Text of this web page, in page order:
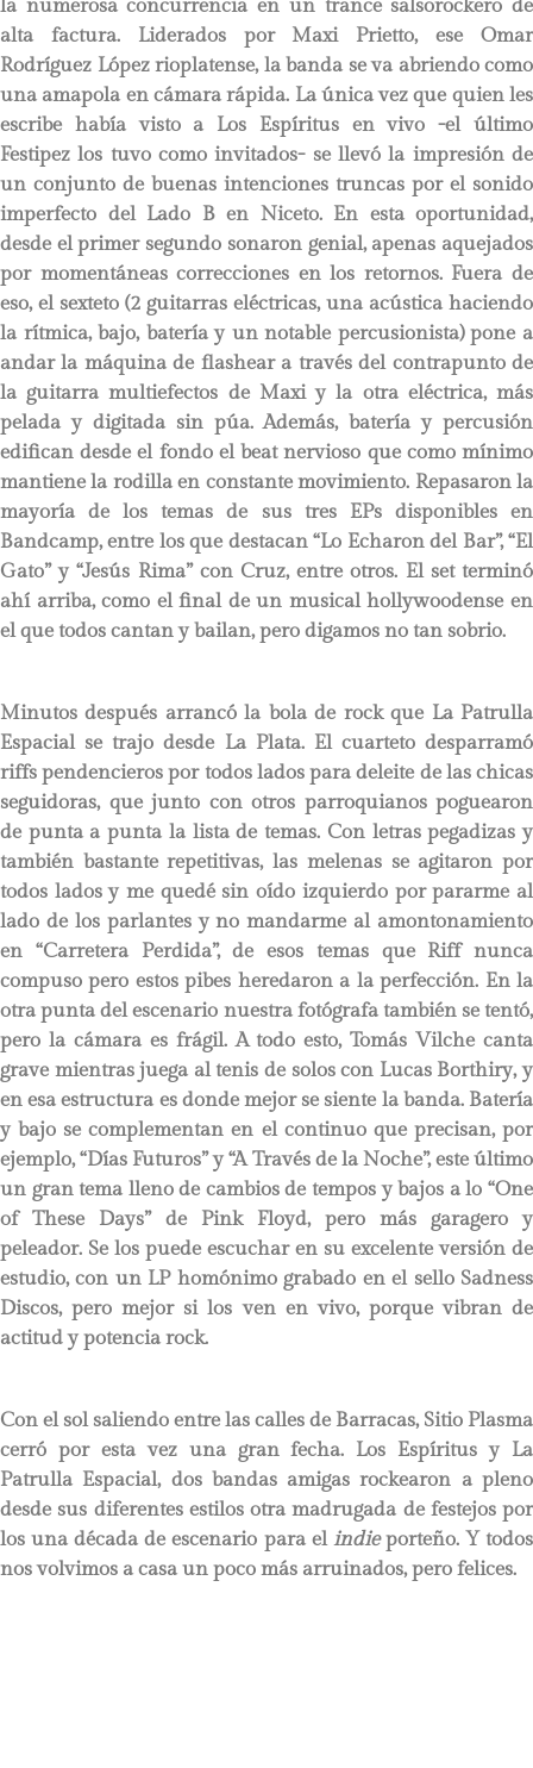
la numerosa concurrencia en un trance salsorockero de
alta factura. Liderados por Maxi Prietto, ese Omar
Rodríguez López rioplatense, la banda se va abriendo como
una amapola en cámara rápida. La única vez que quien les
escribe había visto a Los Espíritus en vivo -el último
Festipez los tuvo como invitados- se llevó la impresión de
un conjunto de buenas intenciones truncas por el sonido
imperfecto del Lado B en Niceto. En esta oportunidad,
desde el primer segundo sonaron genial, apenas aquejados
por momentáneas correcciones en los retornos. Fuera de
eso, el sexteto (2 guitarras eléctricas, una acústica haciendo
la rítmica, bajo, batería y un notable percusionista) pone a
andar la máquina de flashear a través del contrapunto de
la guitarra multiefectos de Maxi y la otra eléctrica, más
pelada y digitada sin púa. Además, batería y percusión
edifican desde el fondo el beat nervioso que como mínimo
mantiene la rodilla en constante movimiento. Repasaron la
mayoría de los temas de sus tres EPs disponibles en
Bandcamp, entre los que destacan “Lo Echaron del Bar”, “El
Gato” y “Jesús Rima” con Cruz, entre otros. El set terminó
ahí arriba, como el final de un musical hollywoodense en
el que todos cantan y bailan, pero digamos no tan sobrio.
Minutos después arrancó la bola de rock que La Patrulla
Espacial se trajo desde La Plata. El cuarteto desparramó
riffs pendencieros por todos lados para deleite de las chicas
seguidoras, que junto con otros parroquianos poguearon
de punta a punta la lista de temas. Con letras pegadizas y
también bastante repetitivas, las melenas se agitaron por
todos lados y me quedé sin oído izquierdo por pararme al
lado de los parlantes y no mandarme al amontonamiento
en “Carretera Perdida”, de esos temas que Riff nunca
compuso pero estos pibes heredaron a la perfección. En la
otra punta del escenario nuestra fotógrafa también se tentó,
pero la cámara es frágil. A todo esto, Tomás Vilche canta
grave mientras juega al tenis de solos con Lucas Borthiry, y
en esa estructura es donde mejor se siente la banda. Batería
y bajo se complementan en el continuo que precisan, por
ejemplo, “Días Futuros” y “A Través de la Noche”, este último
un gran tema lleno de cambios de tempos y bajos a lo “One
of These Days” de Pink Floyd, pero más garagero y
peleador. Se los puede escuchar en su excelente versión de
estudio, con un LP homónimo grabado en el sello Sadness
Discos, pero mejor si los ven en vivo, porque vibran de
actitud y potencia rock.
Con el sol saliendo entre las calles de Barracas, Sitio Plasma
cerró por esta vez una gran fecha. Los Espíritus y La
Patrulla Espacial, dos bandas amigas rockearon a pleno
desde sus diferentes estilos otra madrugada de festejos por
los una década de escenario para el indieporteño. Y todos
nos volvimos a casa un poco más arruinados, pero felices.